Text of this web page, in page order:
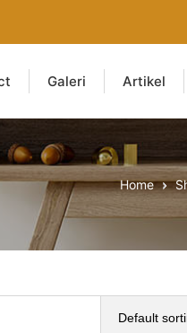
Galeri Artikel
Home